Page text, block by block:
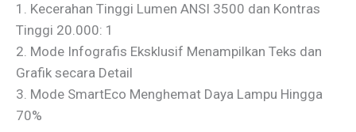
1. Kecerahan Tinggi Lumen ANSI 3500 dan Kontras
Tinggi 20.000: 1
2. Mode Infografis Eksklusif Menampilkan Teks dan
Grafik secara Detail
3. Mode SmartEco Menghemat Daya Lampu Hingga
70%